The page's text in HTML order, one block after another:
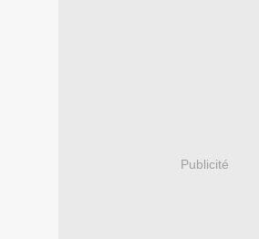
Publicité